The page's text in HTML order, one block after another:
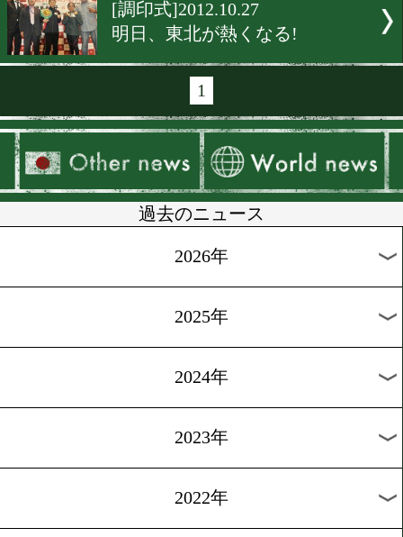
[前日計量]2012.11.2
日本Sライト、新旧王者対
[予備検診]2012.10.31
ロハス、リーチで上回る
[予備検診]2012.10.31
両者、体格差なし
[前日計量・動画]2012.10.30
両者アンダーでパス
[調印式]2012.10.27
明日、東北が熱くなる!
1